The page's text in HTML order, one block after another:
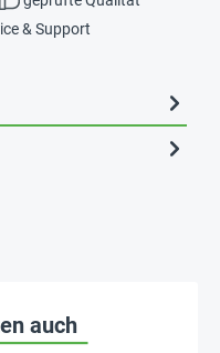
& Support
auch